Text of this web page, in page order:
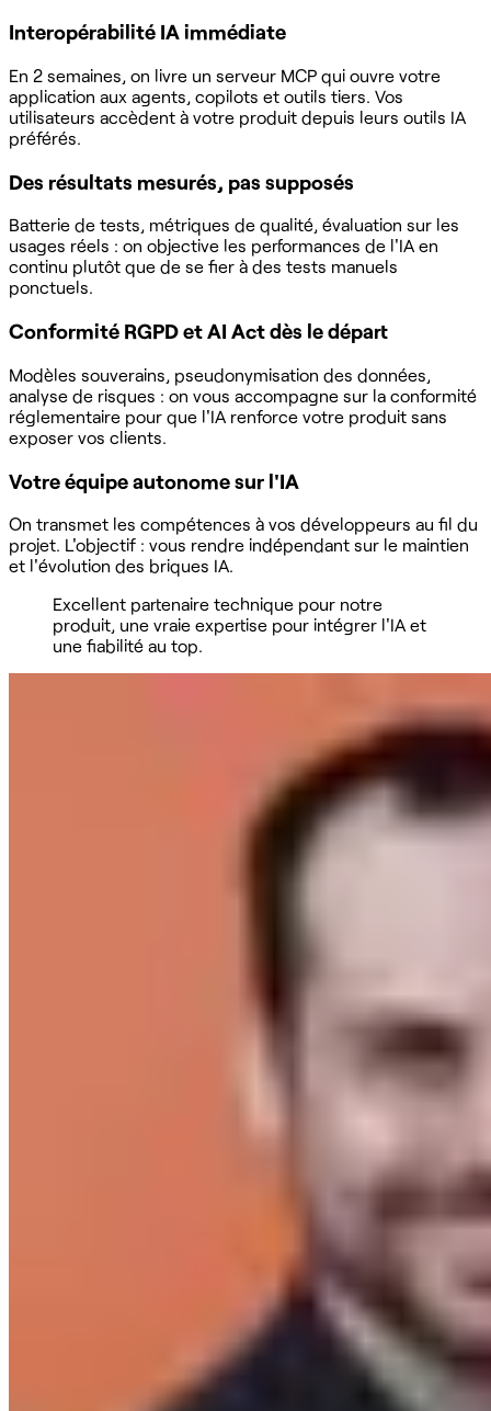
Interopérabilité IA immédiate
En 2 semaines, on livre un serveur MCP qui ouvre votre
application aux agents, copilots et outils tiers. Vos
utilisateurs accèdent à votre produit depuis leurs outils IA
préférés.
Des résultats mesurés, pas supposés
Batterie de tests, métriques de qualité, évaluation sur les
usages réels : on objective les performances de l'IA en
continu plutôt que de se fier à des tests manuels
ponctuels.
Conformité RGPD et AI Act dès le départ
Modèles souverains, pseudonymisation des données,
analyse de risques : on vous accompagne sur la conformité
réglementaire pour que l'IA renforce votre produit sans
exposer vos clients.
Votre équipe autonome sur l'IA
On transmet les compétences à vos développeurs au fil du
projet. L'objectif : vous rendre indépendant sur le maintien
et l'évolution des briques IA.
Excellent partenaire technique pour notre
produit, une vraie expertise pour intégrer l'IA et
une fiabilité au top.